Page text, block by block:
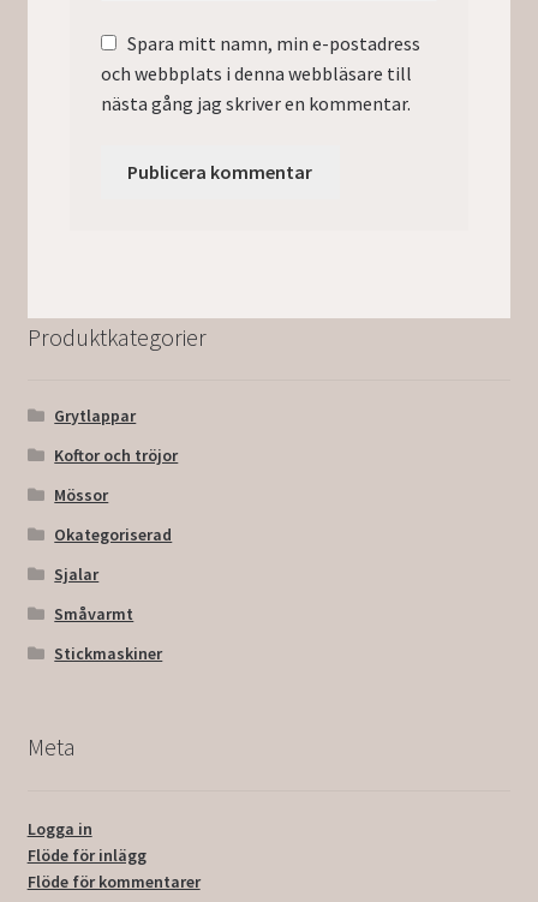
Spara mitt namn, min e-postadress
och webbplats i denna webbläsare till
nästa gång jag skriver en kommentar.
Produktkategorier
Grytlappar
Koftor och tröjor
Mössor
Okategoriserad
Sjalar
Småvarmt
Stickmaskiner
Meta
Logga in
Flöde för inlägg
Flöde för kommentarer